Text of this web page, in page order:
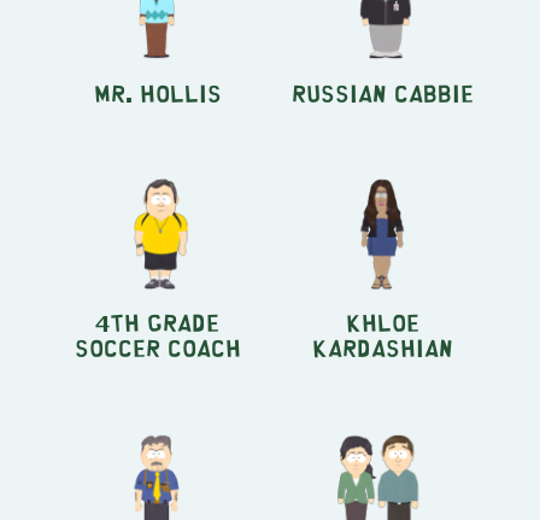
Mr. Hollis Russian Cabbie
4th Grade
Soccer Coach
Khloe
Kardashian